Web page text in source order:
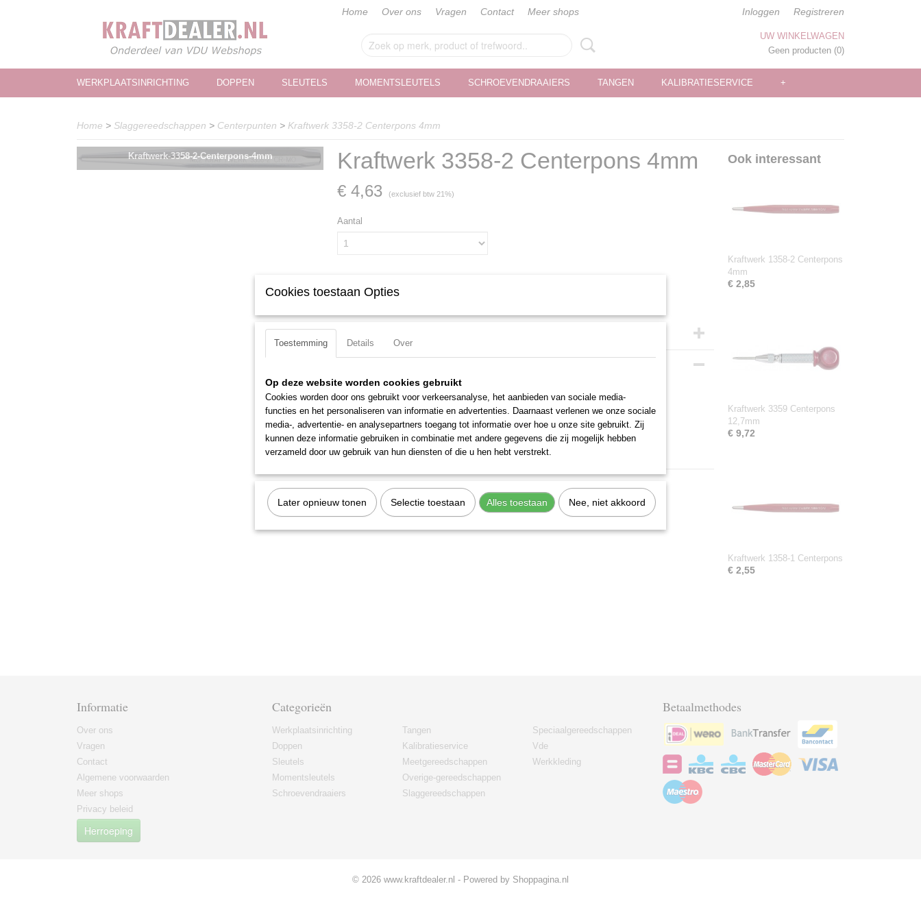
Home Over ons Vragen Contact Meer shops Inloggen Registreren
UW WINKELWAGEN
Geen producten (0)
WERKPLAATSINRICHTING DOPPEN SLEUTELS MOMENTSLEUTELS SCHROEVENDRAAIERS TANGEN KALIBRATIESERVICE +
Home > Slaggereedschappen > Centerpunten > Kraftwerk 3358-2 Centerpons 4mm
Kraftwerk-3358-2-Centerpons-4mm Kraftwerk 3358-2 Centerpons 4mm
€ 4,63 (exclusief btw 21%)
Aantal
IN WINKELWAGEN
Productcode
3358-2
Productcode leverancier
Gepolijst.
Materiaal: Chroom vanadium
Lengte: 120 mm
DIN ISO: DIN 7250
Ook interessant
Kraftwerk 1358-2 Centerpons
4mm
€ 2,85
Kraftwerk 3359 Centerpons
12,7mm
€ 9,72
Kraftwerk 1358-1 Centerpons
€ 2,55
Informatie
Over ons
Vragen
Contact
Algemene voorwaarden
Meer shops
Privacy beleid
Herroeping
Categorieën
Werkplaatsinrichting
Doppen
Sleutels
Momentsleutels
Schroevendraaiers
Tangen
Kalibratieservice
Meetgereedschappen
Overige-gereedschappen
Slaggereedschappen
Speciaalgereedschappen
Vde
Werkkleding
Betaalmethodes
© 2026 www.kraftdealer.nl - Powered by Shoppagina.nl
Cookies toestaan Opties
Toestemming Details Over
Op deze website worden cookies gebruikt
Cookies worden door ons gebruikt voor verkeersanalyse, het aanbieden van sociale media-
functies en het personaliseren van informatie en advertenties. Daarnaast verlenen we onze sociale
media-, advertentie- en analysepartners toegang tot informatie over hoe u onze site gebruikt. Zij
kunnen deze informatie gebruiken in combinatie met andere gegevens die zij mogelijk hebben
verzameld door uw gebruik van hun diensten of die u hen hebt verstrekt.
Later opnieuw tonen Selectie toestaan Alles toestaan Nee, niet akkoord